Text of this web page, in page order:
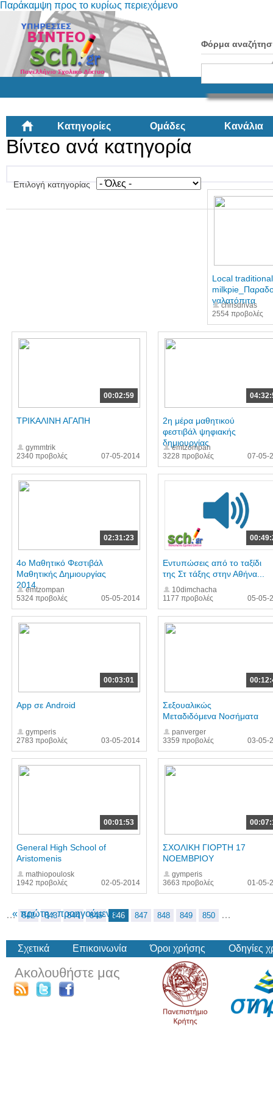
Παράκαμψη προς το κυρίως περιεχόμενο
Φόρμα
Κατηγορίες Ομάδες Κανάλια
Βίντεο ανά κατηγορία
Επιλογή κατηγορίας
2554 προβολές
Local traditional
γαλατόπιτα
chrisdrivas
00:02:59
2340 προβολές
ΤΡΙΚΑΛΙΝΗ ΑΓΑΠΗ
gymmtrik
07-05-2014
3228 προβολές
2η μέρα μαθητικού
φεστιβάλ ψηφιακής
δημιουργίας
emtzompan
07-05-
02:31:23
5324 προβολές
4o Μαθητικό Φεστιβάλ
Μαθητικής Δημιουργίας
2014emtzompan
05-05-2014
1177 προβολές
Εντυπώσεις από το ταξίδι
της Στ τάξης στην Αθήνα...
10dimchacha
05-05-
00:03:01
2783 προβολές
App σε Android
gymperis
03-05-2014
3359 προβολές
Σεξουαλικώς
Μεταδιδόμενα Νοσήματα
panverger
03-05-
00:01:53
1942 προβολές
General High School of
Aristomenis
mathiopoulosk
02-05-2014
3663 προβολές
ΣΧΟΛΙΚΗ ΓΙΟΡΤΗ 17
ΝΟΕΜΒΡΙΟΥ
gymperis
01-05-
« πρώτη ‹ προηγούμενη
… 842 843 844 845 846 847 848 849 850 …
Σχετικά Επικοινωνία Όροι χρήσης Οδηγίες
Ακολουθήστε μας